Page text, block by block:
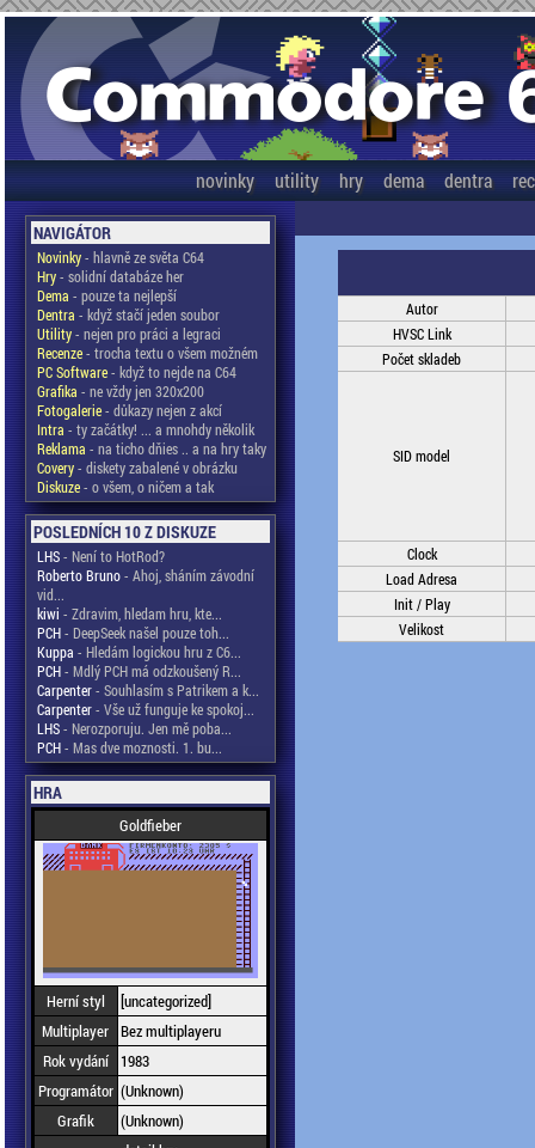
novinky utility hry dema dentra
NAVIGÁTOR
Novinky- hlavně ze světa C64
Hry- solidní databáze her
Dema - pouze ta nejlepší
Dentra - když stačí jeden soubor
Utility- nejen pro práci a legraci
Recenze- trocha textu o všem možném
PC Software- když to nejde na C64
Grafika - ne vždy jen 320x200
Fotogalerie- důkazy nejen z akcí
Intra - ty začátky! ... a mnohdy několik
Reklama - na ticho dňies .. a na hry taky
Covery- diskety zabalené v obrázku
Diskuze- o všem, o ničem a tak
POSLEDNÍCH 10 Z DISKUZE
LHS- Není to HotRod?
Roberto Bruno- Ahoj, sháním závodní
vid...
kiwi - Zdravim, hledam hru, kte...
PCH- DeepSeek našel pouze toh...
Kuppa - Hledám logickou hru z C6...
PCH- Mdlý PCH má odzkoušený R...
Carpenter- Souhlasím s Patrikem a k...
Carpenter- Vše už funguje ke spokoj...
LHS- Nerozporuju. Jen mě poba...
PCH- Mas dve moznosti. 1. bu...
HRA
Goldfieber
Herní styl
[uncategorized]
Multiplayer Bez multiplayeru
Rok vydání
1983
Programátor (Unknown)
Grafik
(Unknown)
Autor
HVSC Link
Počet skladeb
SID model
Clock
Load Adresa
Init / Play
Velikost